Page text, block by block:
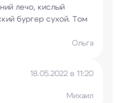
лечо, кислый
бургер сухой. Том
Ольга
18.05.2022 в 11:20
Михаил